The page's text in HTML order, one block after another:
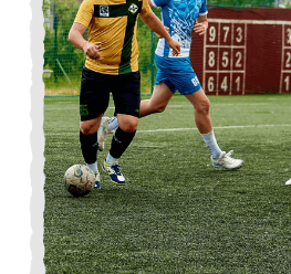
Отправить